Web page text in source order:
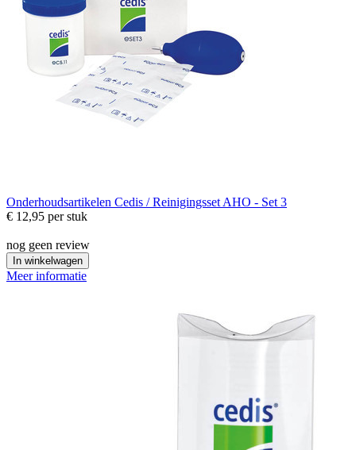
Onderhoudsartikelen Cedis / Reinigingsset AHO - Set 3
€ 12,95 per stuk
nog geen review
In winkelwagen
Meer informatie